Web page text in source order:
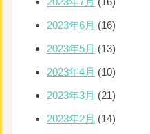
2023年6月 (16)
2023年5月 (13)
2023年4月 (10)
2023年3月 (21)
2023年2月 (14)